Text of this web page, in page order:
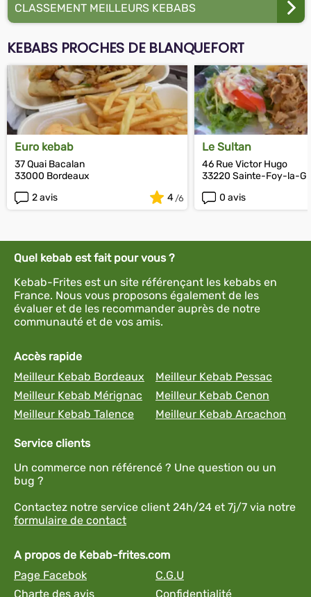
CLASSEMENT MEILLEURS KEBABS
KEBABS PROCHES DE BLANQUEFORT
Euro kebab
37 Quai Bacalan
33000 Bordeaux
2 avis
4
Le Sultan
46 Rue Victor Hugo
33220 Sainte-Foy-la-
0 avis
Quel kebab est fait pour vous ?
Kebab-Frites est un site référençant les kebabs en
France. Nous vous proposons également de les
évaluer et de les recommander auprès de notre
communauté et de vos amis.
Accès rapide
Meilleur Kebab Bordeaux
Meilleur Kebab Pessac
Meilleur Kebab Mérignac
Meilleur Kebab Cenon
Meilleur Kebab Talence
Meilleur Kebab Arcachon
Service clients
Un commerce non référencé ? Une question ou un
bug ?
Contactez notre service client 24h/24 et 7j/7 via notre
formulaire de contact
A propos de Kebab-frites.com
Page Facebok
C.G.U
Charte des avis
Confidentialité